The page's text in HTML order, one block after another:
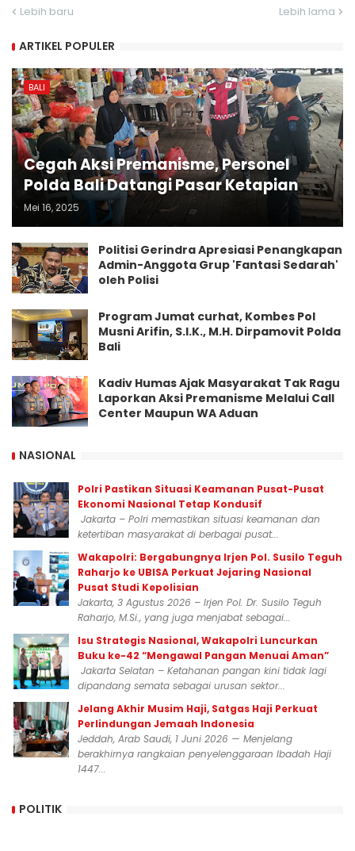
Lebih baru Lebih lama
ARTIKEL POPULER
BALI
Cegah Aksi Premanisme, Personel
Polda Bali Datangi Pasar Ketapian
Mei 16, 2025
Politisi Gerindra Apresiasi Penangkapan
Admin-Anggota Grup 'Fantasi Sedarah'
oleh Polisi
Program Jumat curhat, Kombes Pol
Musni Arifin, S.I.K., M.H. Dirpamovit Polda
Bali
Kadiv Humas Ajak Masyarakat Tak Ragu
Laporkan Aksi Premanisme Melalui Call
Center Maupun WA Aduan
NASIONAL
Polri Pastikan Situasi Keamanan Pusat-Pusat
Ekonomi Nasional Tetap Kondusif
Jakarta – Polri memastikan situasi keamanan dan
ketertiban masyarakat di berbagai pusat...
Wakapolri: Bergabungnya Irjen Pol. Susilo Teguh
Raharjo ke UBISA Perkuat Jejaring Nasional
Pusat Studi Kepolisian
Jakarta, 3 Agustus 2026 – Irjen Pol. Dr. Susilo Teguh
Raharjo, M.Si., yang juga menjabat sebagai...
Isu Strategis Nasional, Wakapolri Luncurkan
Buku ke-42 “Mengawal Pangan Menuai Aman”
Jakarta Selatan – Ketahanan pangan kini tidak lagi
dipandang semata sebagai urusan sektor...
Jelang Akhir Musim Haji, Satgas Haji Perkuat
Perlindungan Jemaah Indonesia
Jeddah, Arab Saudi, 1 Juni 2026 — Menjelang
berakhirnya rangkaian penyelenggaraan Ibadah Haji
1447...
POLITIK